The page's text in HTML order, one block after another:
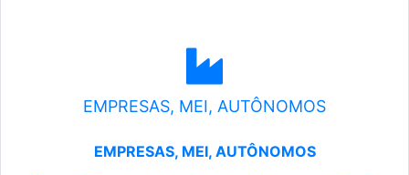
EMPRESAS, MEI, AUTÔNOMOS
EMPRESAS, MEI, AUTÔNOMOS